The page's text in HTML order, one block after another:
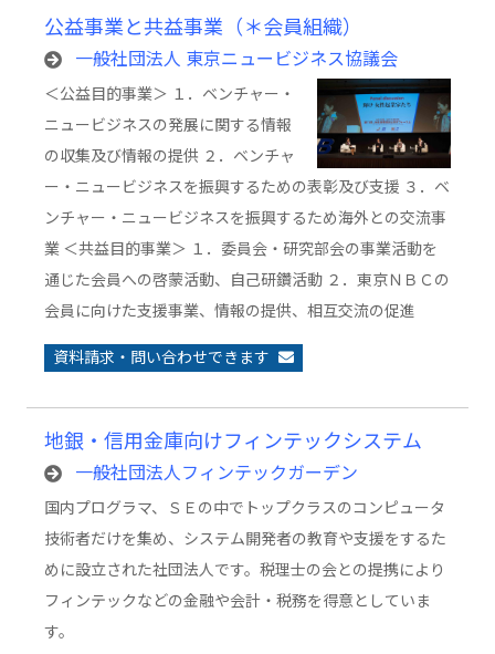
公益事業と共益事業（＊会員組織）
一般社団法人 東京ニュービジネス協議会
＜公益目的事業＞ １．ベンチャー・
ニュービジネスの発展に関する情報
の収集及び情報の提供 ２．ベンチャ
ー・ニュービジネスを振興するための表彰及び支援 ３．ベ
ンチャー・ニュービジネスを振興するため海外との交流事
業 ＜共益目的事業＞ １．委員会・研究部会の事業活動を
通じた会員への啓蒙活動、自己研鑽活動 ２．東京ＮＢＣの
会員に向けた支援事業、情報の提供、相互交流の促進
資料請求・問い合わせできます
地銀・信用金庫向けフィンテックシステム
一般社団法人フィンテックガーデン
国内プログラマ、ＳＥの中でトップクラスのコンピュータ
技術者だけを集め、システム開発者の教育や支援をするた
めに設立された社団法人です。税理士の会との提携により
フィンテックなどの金融や会計・税務を得意としていま
す。